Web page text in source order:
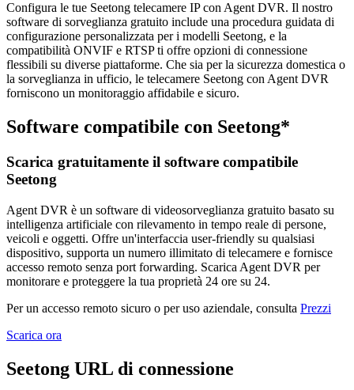
Configura le tue Seetong telecamere IP con Agent DVR. Il nostro
software di sorveglianza gratuito include una procedura guidata di
configurazione personalizzata per i modelli Seetong, e la
compatibilità ONVIF e RTSP ti offre opzioni di connessione
flessibili su diverse piattaforme. Che sia per la sicurezza domestica o
la sorveglianza in ufficio, le telecamere Seetong con Agent DVR
forniscono un monitoraggio affidabile e sicuro.
Software compatibile con Seetong*
Scarica gratuitamente il software compatibile
Seetong
Agent DVR è un software di videosorveglianza gratuito basato su
intelligenza artificiale con rilevamento in tempo reale di persone,
veicoli e oggetti. Offre un'interfaccia user-friendly su qualsiasi
dispositivo, supporta un numero illimitato di telecamere e fornisce
accesso remoto senza port forwarding. Scarica Agent DVR per
monitorare e proteggere la tua proprietà 24 ore su 24.
Per un accesso remoto sicuro o per uso aziendale, consulta Prezzi
Scarica ora
Seetong URL di connessione